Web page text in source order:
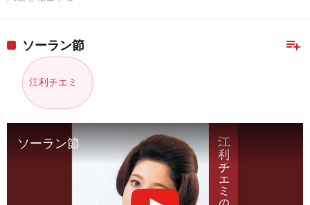
playlist_add
ソーラン節
江利チエミ
ソーラン節